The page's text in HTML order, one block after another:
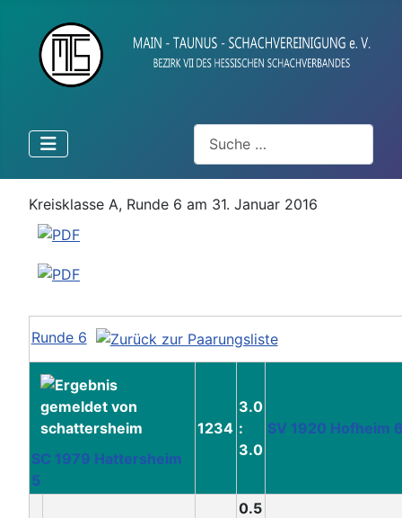
Suchen
Kreisklasse A, Runde 6 am 31. Januar 2016
Runde 6
SC 1979 Hattersheim
5
1234
3.0
:
3.0
SV 1920 Hofheim
0.5